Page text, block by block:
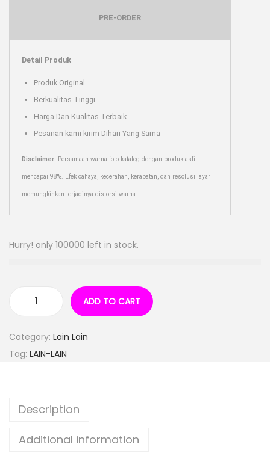
PRE-ORDER
Detail Produk
Produk Original
Berkualitas Tinggi
Harga Dan Kualitas Terbaik
Pesanan kami kirim Dihari Yang Sama
Disclaimer: Persamaan warna foto katalog dengan produk asli
mencapai 98%. Efek cahaya, kecerahan, kerapatan, dan resolusi layar
memungkinkan terjadinya distorsi warna.
Hurry! only 100000 left in stock.
ADD TO CART
Category: Lain Lain
Tag: LAIN-LAIN
Description
Additional information